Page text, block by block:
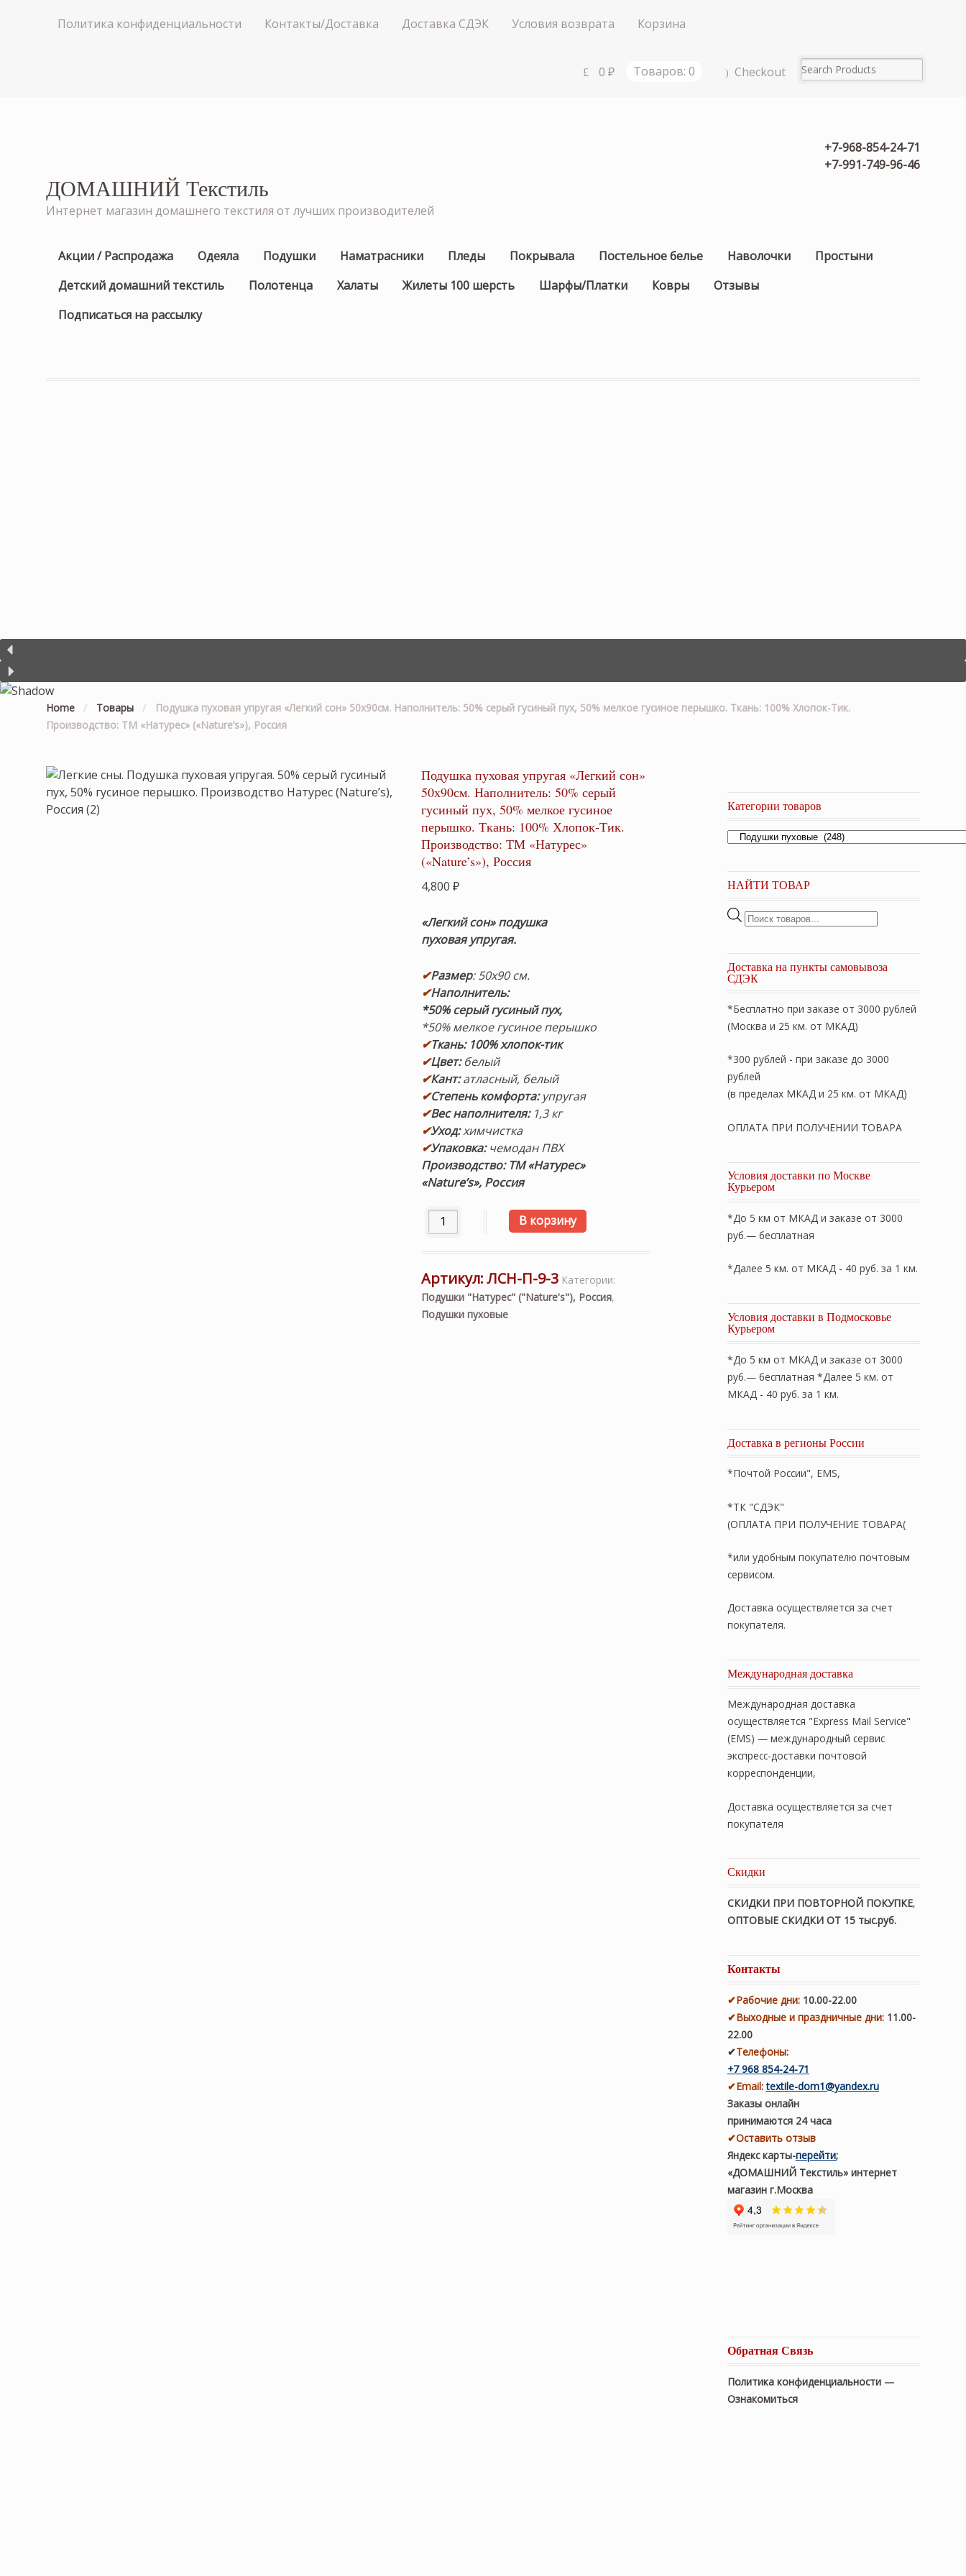
Политика конфиденциальности Контакты/Доставка Доставка СДЭК Условия возврата Корзина
0 ₽ Товаров: 0 Checkout
+7-968-854-24-71
+7-991-749-96-46
ДОМАШНИЙ Текстиль
Интернет магазин домашнего текстиля от лучших производителей
Акции / Распродажа Одеяла Подушки Наматрасники Пледы Покрывала Постельное белье Наволочки
Простыни
Детский домашний текстиль
Полотенца Халаты Жилеты 100 шерсть Шарфы/Платки Ковры
Отзывы
Подписаться на рассылку
Home / Товары /
Подушка пуховая упругая «Легкий сон» 50х90см. Наполнитель: 50% серый гусиный пух, 50% мелкое гусиное перышко. Ткань: 100% Хлопок-Тик.
Производство: ТМ «Натурес» («Nature’s»), Россия
Подушка пуховая упругая «Легкий сон»
50х90см. Наполнитель: 50% серый
гусиный пух, 50% мелкое гусиное
перышко. Ткань: 100% Хлопок-Тик.
Производство: ТМ «Натурес»
(«Nature’s»), Россия
4,800 ₽
«Легкий сон» подушка
пуховая упругая.
✔Размер: 50х90 см.
✔Наполнитель:
*50% серый гусиный пух,
*50% мелкое гусиное перышко
✔Ткань: 100% хлопок-тик
✔Цвет:белый
✔Кант:атласный, белый
✔Степень комфорта:упругая
✔Вес наполнителя:1,3 кг
✔Уход:химчистка
✔Упаковка:чемодан ПВХ
Производство: ТМ «Натурес»
«Nature’s», Россия
Количество товара Подушка пуховая упругая «Легкий сон» 50х90см. Наполнитель: 50%
В корзину
Артикул:ЛСН-П-9-3 Категории:
Подушки "Натурес" ("Nature's"), Россия,
Подушки пуховые
Категории товаров
НАЙТИ ТОВАР
Поиск
Доставка на пункты самовывоза
СДЭК
*Бесплатно при заказе от 3000 рублей
(Москва и 25 км. от МКАД)
*300 рублей - при заказе до 3000
рублей
(в пределах МКАД и 25 км. от МКАД)
ОПЛАТА ПРИ ПОЛУЧЕНИИ ТОВАРА
Условия доставки по Москве
Курьером
*До 5 км от МКАД и заказе от 3000
руб.— бесплатная
*Далее 5 км. от МКАД - 40 руб. за 1 км.
Условия доставки в Подмосковье
Курьером
*До 5 км от МКАД и заказе от 3000
руб.— бесплатная *Далее 5 км. от
МКАД - 40 руб. за 1 км.
Доставка в регионы России
*Почтой России", EMS,
*ТК "СДЭК"
(ОПЛАТА ПРИ ПОЛУЧЕНИЕ ТОВАРА(
*или удобным покупателю почтовым
сервисом.
Доставка осуществляется за счет
покупателя.
Международная доставка
Международная доставка
осуществляется "Express Mail Service"
(EMS) — международный сервис
экспресс-доставки почтовой
корреспонденции,
Доставка осуществляется за счет
покупателя
Скидки
СКИДКИ ПРИ ПОВТОРНОЙ ПОКУПКЕ,
ОПТОВЫЕ СКИДКИ ОТ 15 тыс.руб.
Контакты
✔Рабочие дни: 10.00-22.00
✔Выходные и праздничные дни:11.00-
22.00
✔Телефоны:
+7 968 854-24-71
✔Email: textile-dom1@yandex.ru
Заказы онлайн
принимаются 24 часа
✔Оставить отзыв
Яндекс карты-перейти;
«ДОМАШНИЙ Текстиль» интернет
магазин г.Москва
Обратная Связь
Политика конфиденциальности —
Ознакомиться